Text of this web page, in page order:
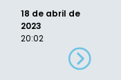
18 de abril de
2023
20:02